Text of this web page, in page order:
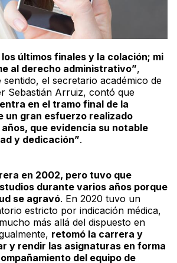
últimos finales y la colación; mi
al derecho administrativo”,
sentido, el secretario académico de
Sebastián Arruiz, contó que
en el tramo final de la
un gran esfuerzo realizado
que evidencia su notable
y dedicación”.
en 2002, pero tuvo que
durante varios años porque
se agravó. En 2020 tuvo un
estricto por indicación médica,
más allá del dispuesto en
retomó la carrera y
y rendir las asignaturas en forma
del equipo de